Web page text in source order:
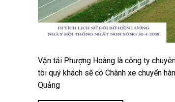
Vận tải Phượng Hoàng là công ty
tôi quý khách sẽ có Chành xe chuyển
Quảng